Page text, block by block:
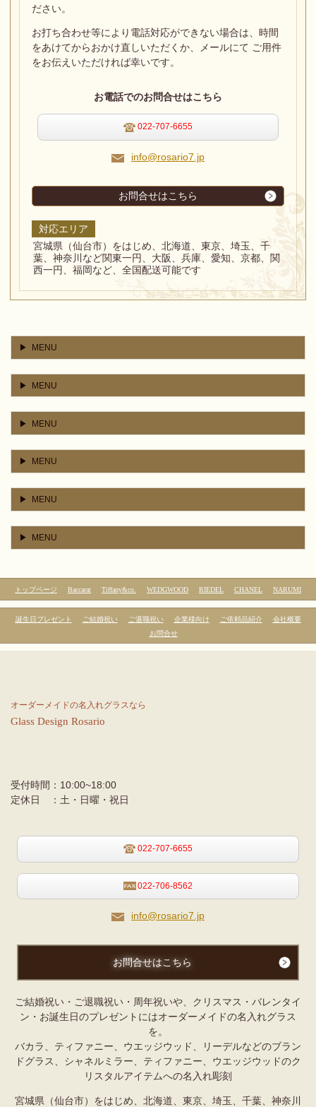
ださい。
お打ち合わせ等により電話対応ができない場合は、 時間
をあけてからおかけ直しいただくか、メールにて ご用件
をお伝えいただければ幸いです。
お電話でのお問合せはこちら
022-707-6655
info@rosario7.jp
お問合せはこちら
対応エリア
宮城県（仙台市）をはじめ、北海道、東京、埼玉、千
葉、神奈川など関東一円、大阪、兵庫、愛知、京都、関
西一円、福岡など、全国配送可能です
MENU
MENU
MENU
MENU
MENU
MENU
トップページ Baccarat Tiffany&co. WEDGWOOD RIEDEL CHANEL NARUMI
誕生日プレゼント ご結婚祝い ご退職祝い 企業様向け ご依頼品紹介
会社概要
お問合せ
オーダーメイドの名入れグラスなら
Glass Design Rosario
受付時間： 10:00~18:00
定休日 ： 土・日曜・祝日
022-707-6655
022-706-8562
info@rosario7.jp
お問合せはこちら
ご結婚祝い・ご退職祝い・周年祝いや、クリスマス・バレンタイ
ン・お誕生日のプレゼントにはオーダーメイドの名入れグラス
を。
バカラ、ティファニー、ウエッジウッド、リーデルなどのブラン
ドグラス、シャネルミラー、ティファニー、ウエッジウッドのク
リスタルアイテムへの名入れ彫刻
宮城県（仙台市）をはじめ、北海道、東京、埼玉、千葉、神奈川